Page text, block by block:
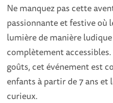
Ne manquez pas cette
passionnante et festive où
lumière de manière
complètement
goûts, cet événement est
enfants à partir de 7 ans et
curieux.